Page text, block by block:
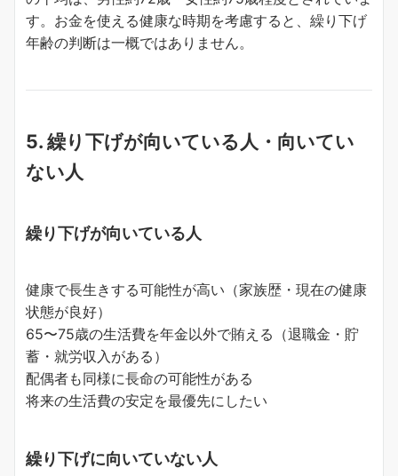
す。お金を使える健康な時期を考慮すると、繰り下げ
年齢の判断は一概ではありません。
5. 繰り下げが向いている人・向いてい
ない人
繰り下げが向いている人
健康で長生きする可能性が高い（家族歴・現在の健康
状態が良好）
65〜75歳の生活費を年金以外で賄える（退職金・貯
蓄・就労収入がある）
配偶者も同様に長命の可能性がある
将来の生活費の安定を最優先にしたい
繰り下げに向いていない人